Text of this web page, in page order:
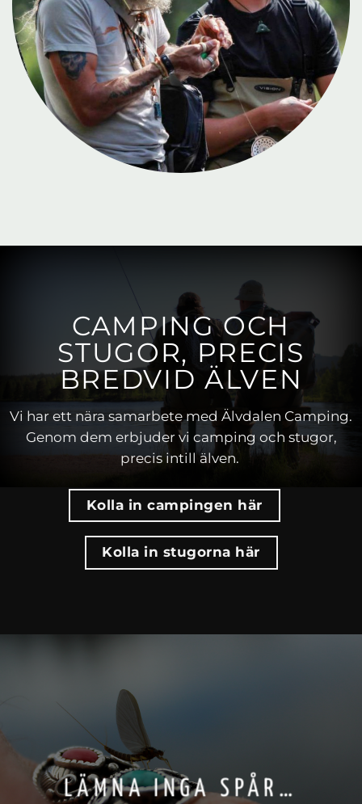
CAMPING OCH
STUGOR, PRECIS
BREDVID ÄLVEN
Vi har ett nära samarbete med Älvdalen Camping.
Genom dem erbjuder vi camping och stugor,
precis intill älven.
Kolla in campingen här
Kolla in stugorna här
LÄMNA INGA SPÅR…